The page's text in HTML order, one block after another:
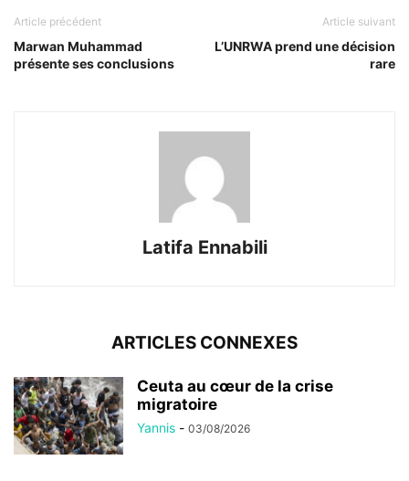
Article précédent
Marwan Muhammad
présente ses conclusions
Article suivant
L’UNRWA prend une décision
rare
Latifa Ennabili
ARTICLES CONNEXES
Ceuta au cœur de la crise
migratoire
Yannis - 03/08/2026